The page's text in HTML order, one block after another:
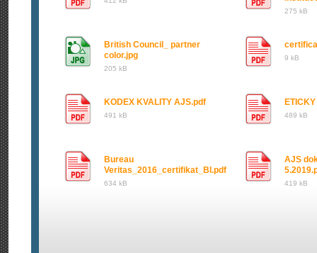
275 kB
British Council_ partner
color.jpg
205 kB
9 kB
KODEX KVALITY AJS.pdf
491 kB 489 kB
Bureau
Veritas_2016_certifikat_BI.pdf
634 kB
AJS
419 kB